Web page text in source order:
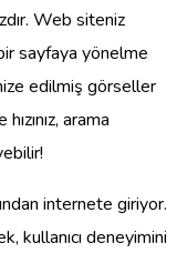
Web siteniz
sayfaya yönelme
edilmiş görseller
arama
internete giriyor.
kullanıcı deneyimini